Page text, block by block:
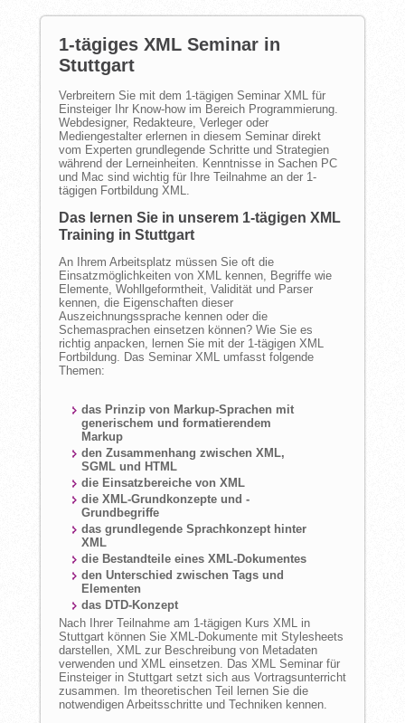
1-tägiges XML Seminar in
Stuttgart
Verbreitern Sie mit dem 1-tägigen Seminar XML für
Einsteiger Ihr Know-how im Bereich Programmierung.
Webdesigner, Redakteure, Verleger oder
Mediengestalter erlernen in diesem Seminar direkt
vom Experten grundlegende Schritte und Strategien
während der Lerneinheiten. Kenntnisse in Sachen PC
und Mac sind wichtig für Ihre Teilnahme an der 1-
tägigen Fortbildung XML.
Das lernen Sie in unserem 1-tägigen XML
Training in Stuttgart
An Ihrem Arbeitsplatz müssen Sie oft die
Einsatzmöglichkeiten von XML kennen, Begriffe wie
Elemente, Wohllgeformtheit, Validität und Parser
kennen, die Eigenschaften dieser
Auszeichnungssprache kennen oder die
Schemasprachen einsetzen können? Wie Sie es
richtig anpacken, lernen Sie mit der 1-tägigen XML
Fortbildung. Das Seminar XML umfasst folgende
Themen:
das Prinzip von Markup-Sprachen mit
generischem und formatierendem
Markup
den Zusammenhang zwischen XML,
SGML und HTML
die Einsatzbereiche von XML
die XML-Grundkonzepte und -
Grundbegriffe
das grundlegende Sprachkonzept hinter
XML
die Bestandteile eines XML-Dokumentes
den Unterschied zwischen Tags und
Elementen
das DTD-Konzept
Nach Ihrer Teilnahme am 1-tägigen Kurs XML in
Stuttgart können Sie XML-Dokumente mit Stylesheets
darstellen, XML zur Beschreibung von Metadaten
verwenden und XML einsetzen. Das XML Seminar für
Einsteiger in Stuttgart setzt sich aus Vortragsunterricht
zusammen. Im theoretischen Teil lernen Sie die
notwendigen Arbeitsschritte und Techniken kennen.